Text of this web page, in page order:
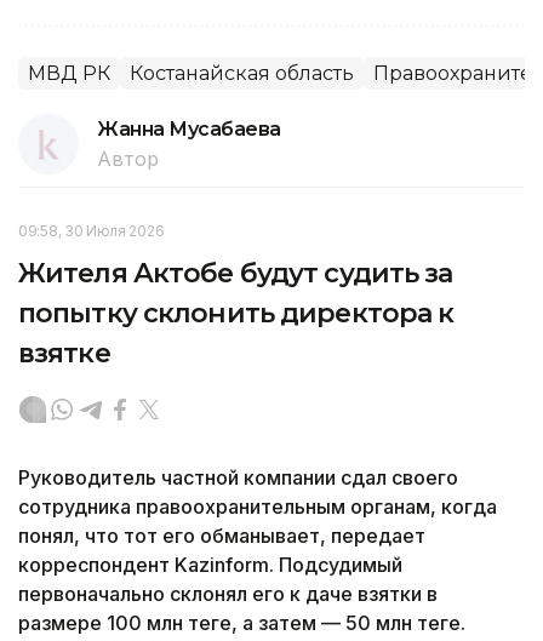
МВД РК Костанайская область
Жанна Мусабаева
Автор
09:58, 30 Июля 2026
Жителя Актобе будут судить за
попытку склонить директора к
взятке
Руководитель частной компании сдал своего
сотрудника правоохранительным органам, когда
понял, что тот его обманывает, передает
корреспондент Kazinform. Подсудимый
первоначально склонял его к даче взятки в
размере 100 млн теңге, а затем — 50 млн теңге.